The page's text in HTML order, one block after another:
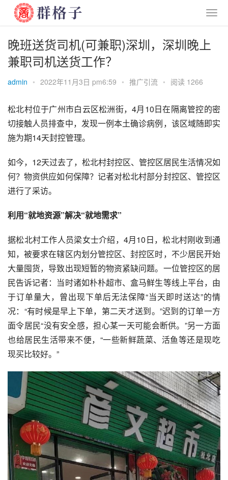
晚班送货司机(可兼职)深圳，深圳晚上
兼职司机送货工作？
admin • 2022年11月3日 pm6:59 • 推广引流 • 阅读 1266
松北村位于广州市白云区松洲街，4月10日在隔离管控的密
切接触人员排查中，发现一例本土确诊病例，该区域随即实
施为期14天封控管理。
如今，12天过去了，松北村封控区、管控区居民生活情况如
何？物资供应如何保障？记者对松北村部分封控区、管控区
进行了采访。
利用“就地资源”解决“就地需求”
据松北村工作人员梁女士介绍，4月10日，松北村刚收到通
知，被要求在辖区内划分管控区、封控区时，不少居民开始
大量囤货，导致出现短暂的物资紧缺问题。一位管控区的居
民告诉记者：当时诸如朴朴超市、盒马鲜生等线上平台，由
于订单量大，曾出现下单后无法保障“当天即时送达”的情
况：“有时候是早上下单，第二天才送到。”迟到的订单一方
面令居民“没有安全感，担心某一天可能会断供。”另一方面
也给居民生活带来不便，“一些新鲜蔬菜、活鱼等还是现吃
现买比较好。”